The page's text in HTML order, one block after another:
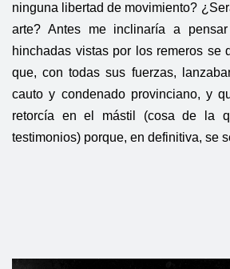
ninguna libertad de movimiento?
arte? Antes me inclinaría a
hinchadas vistas por los remeros se
que, con todas sus fuerzas,
cauto y condenado provinciano, y
retorcía en el mástil (cosa de la
testimonios) porque, en definitiva, se